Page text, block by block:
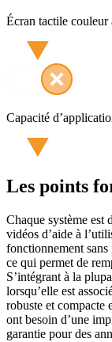
Écran tactile couleur
Capacité
Les points
Chaque système est
vidéos d’aide à
fonctionnement
ce qui permet de
S’intégrant à la
lorsqu’elle est
robuste et compacte
ont besoin d’une
garantie pour des